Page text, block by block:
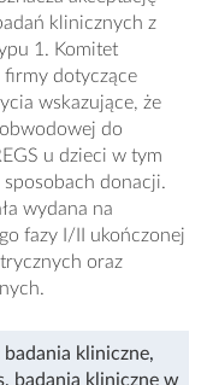
klinicznych z
1. Komitet
firmy dotyczące
wskazujące, że
do
u dzieci w tym
donacji.
wydana na
fazy I/II ukończonej
oraz
badania kliniczne,
, badania kliniczne w